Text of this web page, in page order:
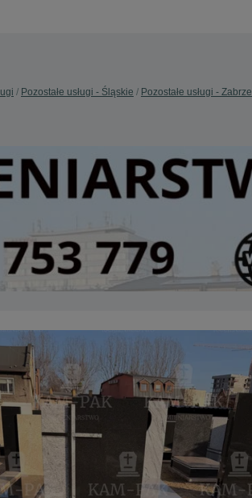
Pozostałe usługi - Śląskie Pozostałe usługi - Zabrze